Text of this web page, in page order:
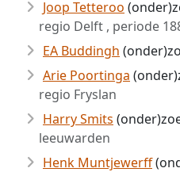
Joop Tetteroo
regio Delft , periode
EA Buddingh
Arie Poortinga
regio Fryslan
Harry Smits
leeuwarden
Henk Muntjewerff